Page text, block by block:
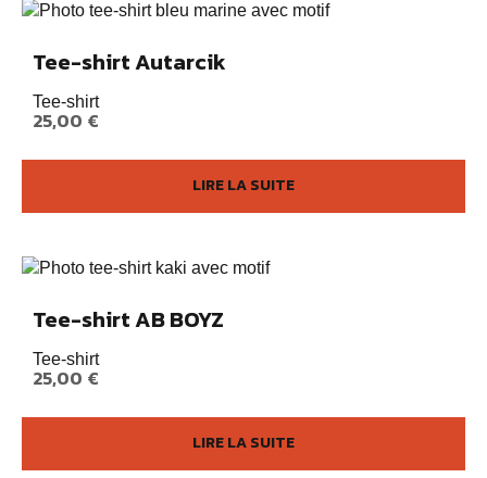
Tee-shirt Autarcik
Tee-shirt
25,00 €
LIRE LA SUITE
Tee-shirt AB BOYZ
Tee-shirt
25,00 €
LIRE LA SUITE